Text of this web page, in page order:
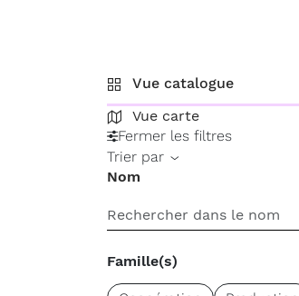
Vue catalogue
Vue carte
Fermer les filtres
Trier par
Nom
Famille(s)